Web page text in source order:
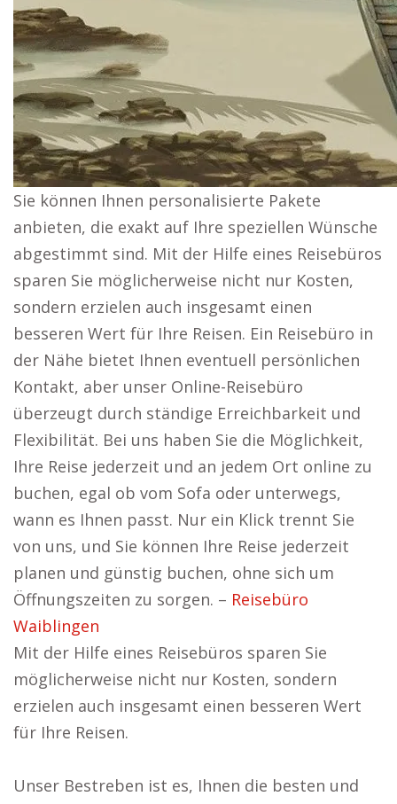
Sie können Ihnen personalisierte Pakete
anbieten, die exakt auf Ihre speziellen Wünsche
abgestimmt sind. Mit der Hilfe eines Reisebüros
sparen Sie möglicherweise nicht nur Kosten,
sondern erzielen auch insgesamt einen
besseren Wert für Ihre Reisen. Ein Reisebüro in
der Nähe bietet Ihnen eventuell persönlichen
Kontakt, aber unser Online-Reisebüro
überzeugt durch ständige Erreichbarkeit und
Flexibilität. Bei uns haben Sie die Möglichkeit,
Ihre Reise jederzeit und an jedem Ort online zu
buchen, egal ob vom Sofa oder unterwegs,
wann es Ihnen passt. Nur ein Klick trennt Sie
von uns, und Sie können Ihre Reise jederzeit
planen und günstig buchen, ohne sich um
Öffnungszeiten zu sorgen. – Reisebüro
Waiblingen
Mit der Hilfe eines Reisebüros sparen Sie
möglicherweise nicht nur Kosten, sondern
erzielen auch insgesamt einen besseren Wert
für Ihre Reisen.
Unser Bestreben ist es, Ihnen die besten und